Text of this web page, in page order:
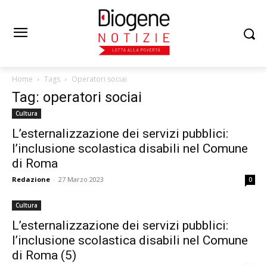
Home Tags Operatori sociai
Tag: operatori sociai
Cultura
L’esternalizzazione dei servizi pubblici:
l’inclusione scolastica disabili nel Comune
di Roma
Redazione - 27 Marzo 2023 0
Cultura
L’esternalizzazione dei servizi pubblici:
l’inclusione scolastica disabili nel Comune
di Roma (5)